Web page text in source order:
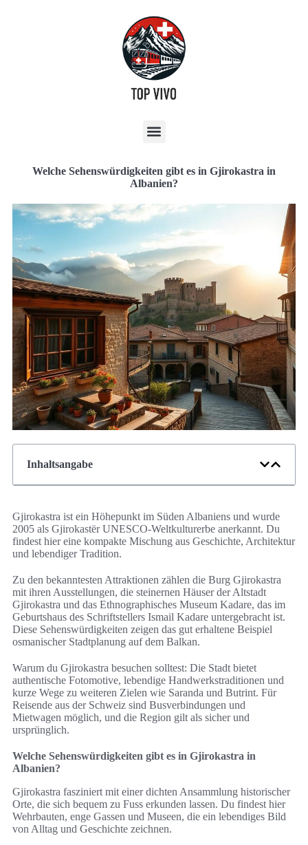
Welche Sehenswürdigkeiten gibt es in Gjirokastra in
Albanien?
Inhaltsangabe
Gjirokastra ist ein Höhepunkt im Süden Albaniens und wurde
2005 als Gjirokastër UNESCO-Weltkulturerbe anerkannt. Du
findest hier eine kompakte Mischung aus Geschichte, Architektur
und lebendiger Tradition.
Zu den bekanntesten Attraktionen zählen die Burg Gjirokastra
mit ihren Ausstellungen, die steinernen Häuser der Altstadt
Gjirokastra und das Ethnographisches Museum Kadare, das im
Geburtshaus des Schriftstellers Ismail Kadare untergebracht ist.
Diese Sehenswürdigkeiten zeigen das gut erhaltene Beispiel
osmanischer Stadtplanung auf dem Balkan.
Warum du Gjirokastra besuchen solltest: Die Stadt bietet
authentische Fotomotive, lebendige Handwerkstraditionen und
kurze Wege zu weiteren Zielen wie Saranda und Butrint. Für
Reisende aus der Schweiz sind Busverbindungen und
Mietwagen möglich, und die Region gilt als sicher und
ursprünglich.
Welche Sehenswürdigkeiten gibt es in Gjirokastra in
Albanien?
Gjirokastra fasziniert mit einer dichten Ansammlung historischer
Orte, die sich bequem zu Fuss erkunden lassen. Du findest hier
Wehrbauten, enge Gassen und Museen, die ein lebendiges Bild
von Alltag und Geschichte zeichnen.